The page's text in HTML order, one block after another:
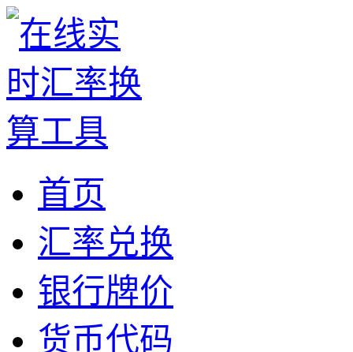
首页
汇率兑换
银行牌价
货币代码